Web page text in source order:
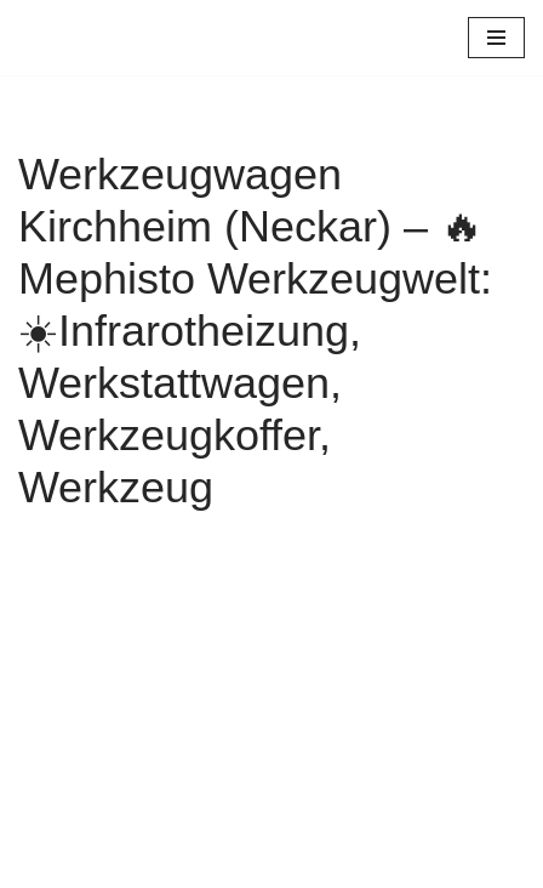
Werkzeugwagen
Kirchheim (Neckar) – 🔥
Mephisto Werkzeugwelt:
☀️Infrarotheizung,
Werkstattwagen,
Werkzeugkoffer,
Werkzeug